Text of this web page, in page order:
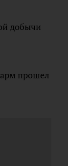
добычи
прошел